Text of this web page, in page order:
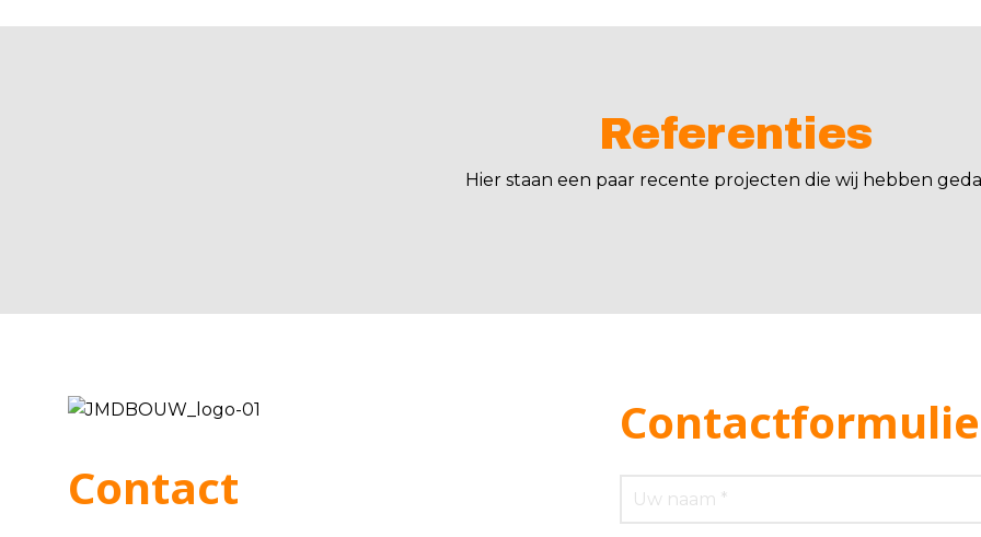
Referenties
Hier staan een paar recente projecten die wij hebben
Contact